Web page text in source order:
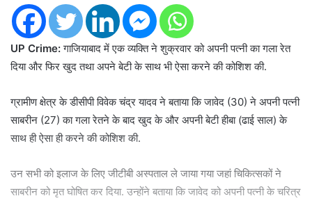
UP Crime:गाजियाबाद में एक व्यक्ति ने शुक्रवार को अपनी पत्नी का गला रेत
दिया और फिर खुद तथा अपने बेटी के साथ भी ऐसा करने की कोशिश की.
ग्रामीण क्षेत्र के डीसीपी विवेक चंद्र यादव ने बताया कि जावेद (30) ने अपनी पत्नी
साबरीन (27) का गला रेतने के बाद खुद के और अपनी बेटी हीबा (ढाई साल) के
साथ ही ऐसा ही करने की कोशिश की.
उन सभी को इलाज के लिए जीटीबी अस्पताल ले जाया गया जहां चिकित्सकों ने
साबरीन को मृत घोषित कर दिया. उन्होंने बताया कि जावेद को अपनी पत्नी के चरित्र